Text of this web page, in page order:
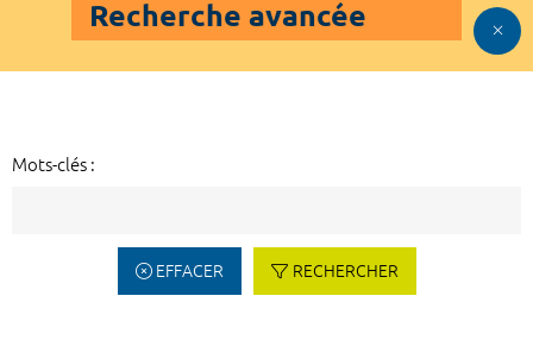
Recherche avancée
Mots-clés :
EFFACER RECHERCHER